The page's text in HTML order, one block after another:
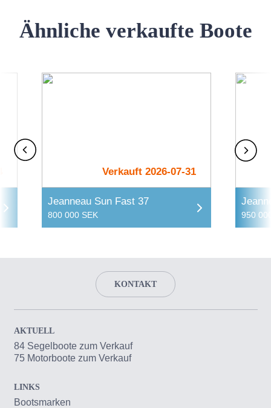
Ähnliche verkaufte Boote
Verkauft 2026-07-31
Jeanneau Sun Fast 37
800 000 SEK 950
KONTAKT
AKTUELL
84 Segelboote zum Verkauf
75 Motorboote zum Verkauf
LINKS
Bootsmarken